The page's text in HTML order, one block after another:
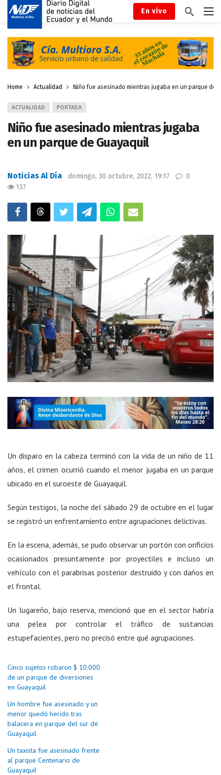
En vivo
Home Actualidad Niño fue asesinado mientras jugaba en un parque de
ACTUALIDAD PORTADA
Niño fue asesinado mientras jugaba
en un parque de Guayaquil
Noticias Al Día domingo, 30 octubre, 2022, 19:17
0
137
Un disparo en la cabeza terminó con la vida de un niño de 11
años, el crimen ocurrió cuando el menor jugaba en un parque
ubicado en el suroeste de Guayaquil.
Según testigos, la noche del sábado 29 de octubre en el lugar
se registró un enfrentamiento entre agrupaciones delictivas.
En la escena, además, se pudo observar un portón con orificios
ocasionados presuntamente por proyectiles e incluso un
vehículo con el parabrisas posterior destruido y con daños en
el frontal.
Un lugareño, bajo reserva, mencionó que en el sector habría
una pelea por controlar el tráfico de sustancias
estupefacientes, pero no precisó entre qué agrupaciones.
Cinco sujetos robaron $ 10.000
de un parque de diversiones
en Guayaquil
Un hombre fue asesinado y un
menor quedó herido tras
balacera en parque del sur de
Guayaquil
Un taxista fue asesinado frente
al parque Centenario de
Guayaquil